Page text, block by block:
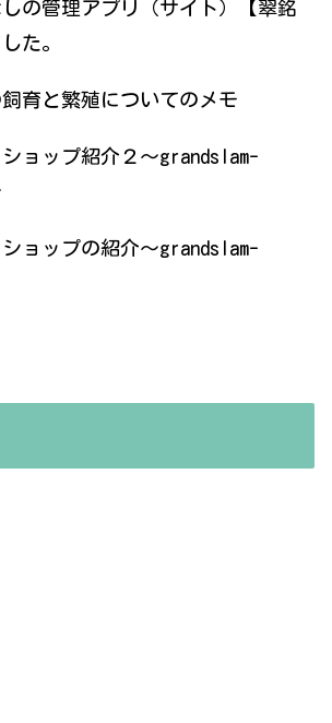
の管理アプリ（サイト）【翠銘
た。
育と繁殖についてのメモ
ョップ紹介２〜grandslam-
ョップの紹介〜grandslam-